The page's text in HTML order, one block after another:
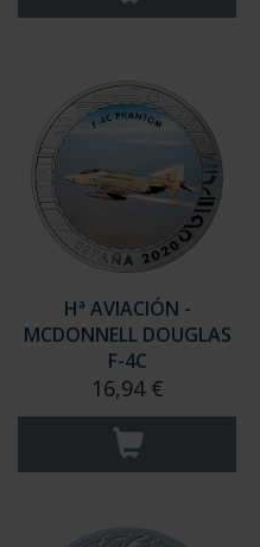
Hª AVIACIÓN -
MCDONNELL DOUGLAS
F-4C
16,94 €